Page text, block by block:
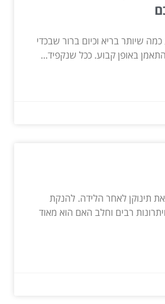
שיותר בריא וכיום ברור שבכדי
באופן קבוע. ככל שנקפיד...
תינוקן לאחר הלידה. להנקת
רבים וחלב האם הוא מאוד